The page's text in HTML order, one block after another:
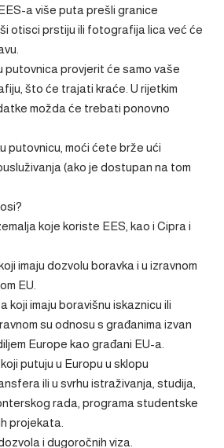
a više puta prešli granice
otisci prstiju ili fotografija lica već će
putovnica provjerit će samo vaše
što će trajati kraće. U rijetkim
možda će trebati ponovno
putovnicu, moći ćete brže ući
(ako je dostupan na tom
koje koriste EES, kao i Cipra i
imaju dozvolu boravka i u izravnom
EU.
koji imaju boravišnu iskaznicu ili
su odnosu s građanima izvan
Europe kao građani EU-a.
putuju u Europu u sklopu
ili u svrhu istraživanja, studija,
rada, programa studentske
projekata.
i dugoročnih viza.